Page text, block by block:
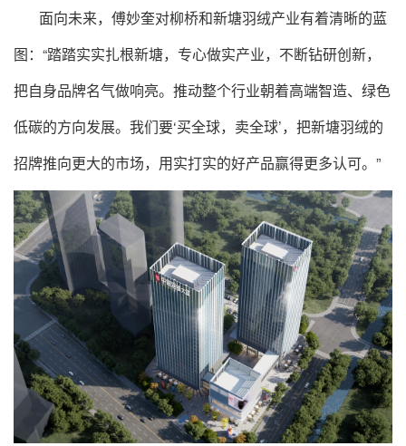
面向未来，傅妙奎对柳桥和新塘羽绒产业有着清晰的蓝
图：“踏踏实实扎根新塘，专心做实产业，不断钻研创新，
把自身品牌名气做响亮。推动整个行业朝着高端智造、绿色
低碳的方向发展。我们要‘买全球，卖全球’，把新塘羽绒的
招牌推向更大的市场，用实打实的好产品赢得更多认可。”